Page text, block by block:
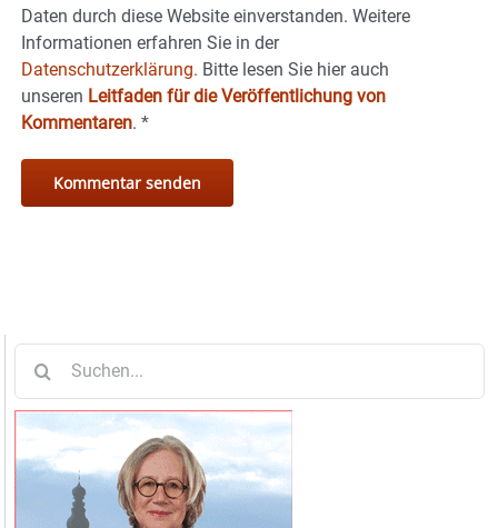
Daten durch diese Website einverstanden. Weitere
Informationen erfahren Sie in der
Datenschutzerklärung. Bitte lesen Sie hier auch
unseren Leitfaden für die Veröffentlichung von
Kommentaren. *
nach: